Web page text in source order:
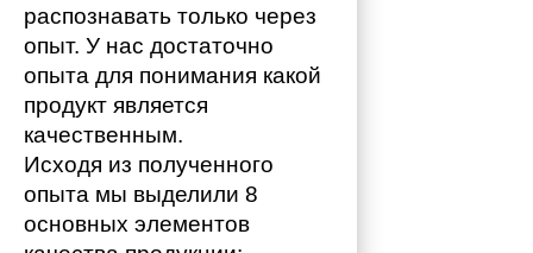
распознавать только через
опыт. У нас достаточно
опыта для понимания какой
продукт является
качественным.
Исходя из полученного
опыта мы выделили 8
основных элементов